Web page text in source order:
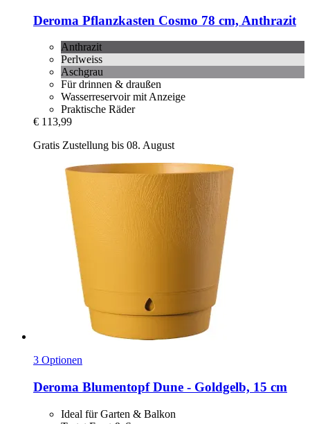
Deroma Pflanzkasten Cosmo 78 cm, Anthrazit
Anthrazit
Perlweiss
Aschgrau
Für drinnen & draußen
Wasserreservoir mit Anzeige
Praktische Räder
€ 113,99
Gratis Zustellung bis 08. August
3 Optionen
Deroma Blumentopf Dune -​ Goldgelb, 15 cm
Ideal für Garten & Balkon